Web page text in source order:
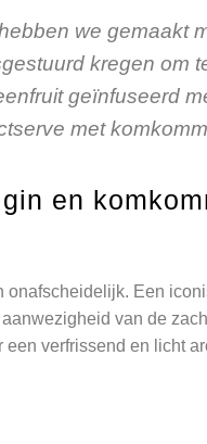
we gemaakt
kregen om
geïnfuseerd
met
en
onafscheidelijk. Een
van de
een verfrissend en licht